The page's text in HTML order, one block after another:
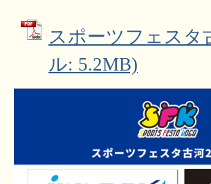
スポーツフェスタ
ル: 5.2MB)